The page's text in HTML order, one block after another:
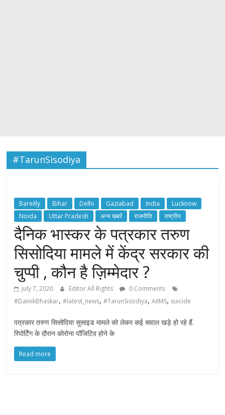
#TarunSisodiya
Bareilly Bihar Delhi Gaziabad India
Lucknow
Noida
Uttar Pradesh अन्य खबरें राजनीति राष्ट्रीय
दैनिक भास्कर के पत्रकार तरुण
सिसोदिया मामले में केंद्र सरकार की
चुप्पी , कौन है ज़िम्मेदार ?
July 7, 2020 Editor All Rights
0 Comments
#DainikBhaskar,#latest_news,#TarunSisodiya,AIIMS, suicide
पत्रकार तरुण सिसोदिया सुसाइड मामले को लेकर कई सवाल खड़े हो रहे हैं.
रिपोर्टिंग के दौरान कोरोना पॉजिटिव होने के
Read more